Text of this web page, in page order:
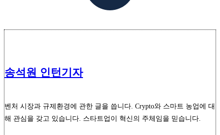
송석원 인턴기자
벤처 시장과 규제환경에 관한 글을 씁니다. Crypto와 스마트 농업에 대
해 관심을 갖고 있습니다. 스타트업이 혁신의 주체임을 믿습니다.